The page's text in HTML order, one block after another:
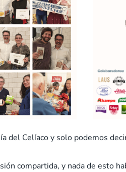
del Celíaco y solo podemos
compartida, y nada de esto